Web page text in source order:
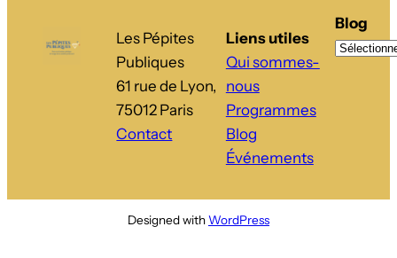
Les Pépites
Publiques
61 rue de Lyon,
75012 Paris
Contact
Liens utiles
Qui sommes-
nous
Programmes
Blog
Événements
Blog
Designed withWordPress